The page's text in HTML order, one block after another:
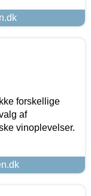
forskellige
af
vinoplevelser.